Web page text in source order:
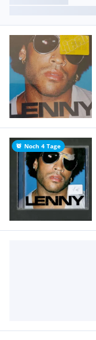
Noch 4 Tage